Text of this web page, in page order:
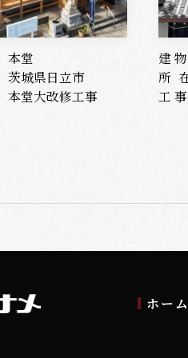
本堂
茨城県日立市
本堂大改修工事
建
所
工
ホー